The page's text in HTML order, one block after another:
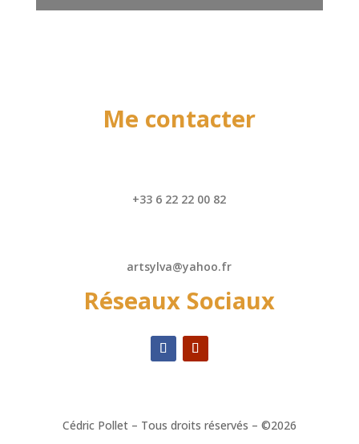
Me contacter
+33 6 22 22 00 82
artsylva@yahoo.fr
Réseaux Sociaux
Cédric Pollet – Tous droits réservés – ©2026